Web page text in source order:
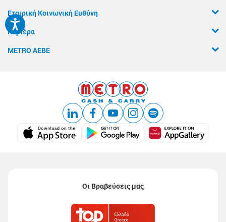
Εταιρική Κοινωνική Ευθύνη
Καριέρα
METRO ΑΕΒΕ
Οι Βραβεύσεις μας